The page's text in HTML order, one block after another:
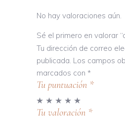
No hay valoraciones aún.
Sé el primero en valorar
Tu dirección de correo
publicada. Los campos
marcados con *
Tu puntuación *
Tu valoración *